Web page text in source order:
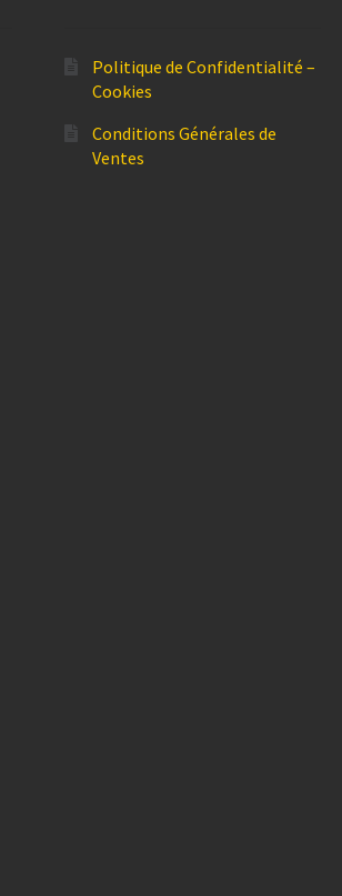
Politique de Confidentialité –
Cookies
Conditions Générales de
Ventes